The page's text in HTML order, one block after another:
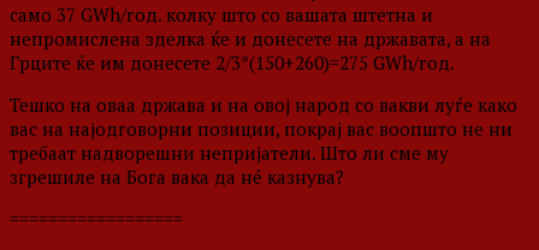
само 37 GWh/год. колку што со вашата штетна и
непромислена зделка ќе и донесете на државата, а на
Грците ќе им донесете 2/3*(150+260)=275 GWh/год.
Тешко на оваа држава и на овој народ со вакви луѓе како
вас на најодговорни позиции, покрај вас воопшто не ни
требаат надворешни непријатели. Што ли сме му
згрешиле на Бога вака да нé казнува?
==================